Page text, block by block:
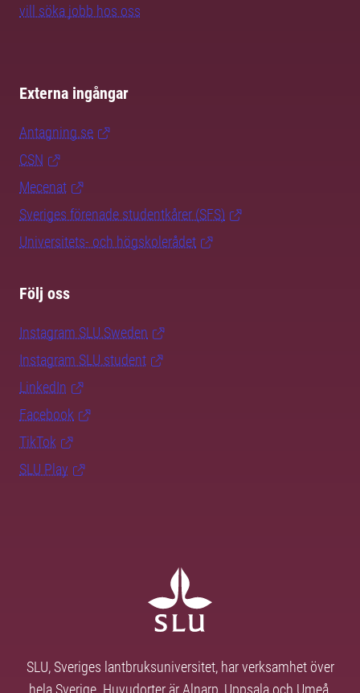
vill söka jobb hos oss
Externa ingångar
Antagning.se
CSN
Mecenat
Sveriges förenade studentkårer (SFS)
Universitets- och högskolerådet
Följ oss
Instagram SLU.Sweden
Instagram SLU.student
LinkedIn
Facebook
TikTok
SLU Play
SLU, Sveriges lantbruksuniversitet, har verksamhet över
hela Sverige. Huvudorter är Alnarp, Uppsala och Umeå.